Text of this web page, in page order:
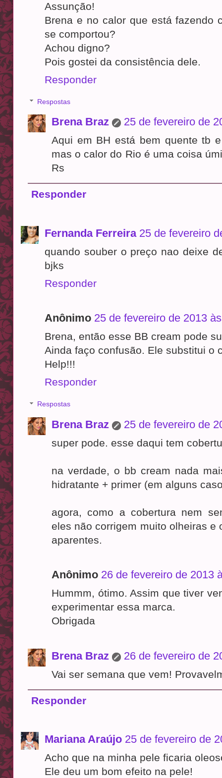
Assunção!
Brena e no calor que está fazendo
se comportou?
Achou digno?
Pois gostei da consistência dele.
Responder
Respostas
Brena Braz 25 de fevereiro de
Aqui em BH está bem quente tb
mas o calor do Rio é uma coisa
Rs
Responder
Fernanda Ferreira 25 de fevereiro
quando souber o preço nao deixe
bjks
Responder
Anônimo 25 de fevereiro de 2013
Brena, então esse BB cream pode
Ainda faço confusão. Ele substitui o
Help!!!
Responder
Respostas
Brena Braz 25 de fevereiro de
super pode. esse daqui tem
na verdade, o bb cream nada
hidratante + primer (em alguns
agora, como a cobertura nem
eles não corrigem muito olheiras e
aparentes.
Anônimo 26 de fevereiro de 2013
Hummm, ótimo. Assim que tiver
experimentar essa marca.
Obrigada
Brena Braz 26 de fevereiro de
Vai ser semana que vem!
Responder
Mariana Araújo 25 de fevereiro de
Acho que na minha pele ficaria
Ele deu um bom efeito na pele!